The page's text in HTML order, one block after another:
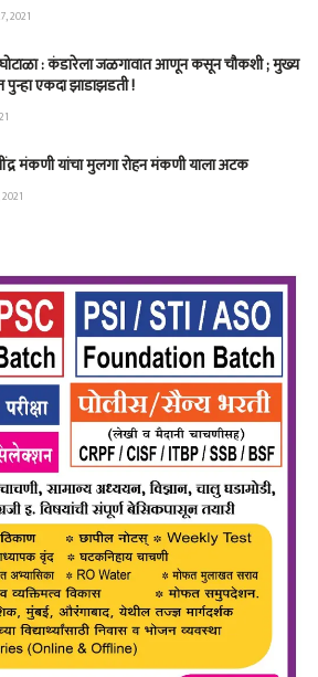
2021
: कंडारेला जळगावात आणून कसून चौकशी ; मुख्य
पुन्हा एकदा झाडाझडती !
मंकणी यांचा मुलगा रोहन मंकणी याला अटक